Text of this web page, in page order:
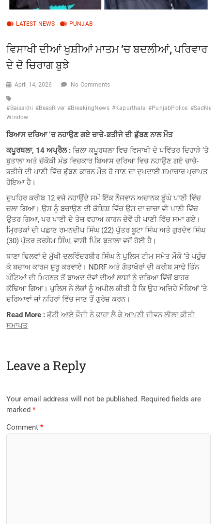
LATEST NEWS PUNJAB
ਵਿਸਾਖੀ ਦੀਆਂ ਖੁਸ਼ੀਆਂ ਮਾਤਮ ‘ਚ ਬਦਲੀਆਂ, ਪਰਿਵਾਰ
ਦੇ ਦੋ ਚਿਰਾਗ ਬੁਝੇ
April 14, 2026 No Comments
#Baisakhi #BeasRiver #BreakingNews #Kapurthala #PunjabPolice
Window
ਬਿਆਸ ਦਰਿਆ ‘ਚ ਨਹਾਉਣ ਗਏ ਚਾਚੇ-ਭਤੀਜੇ ਦੀ ਡੁੱਬਣ ਨਾਲ ਮੌਤ
ਕਪੂਰਥਲਾ, 14 ਅਪ੍ਰੈਲ : ਜ਼ਿਲਾ ਕਪੂਰਥਲਾ ਵਿਚ ਵਿਸਾਖੀ ਦੇ ਪਵਿੱਤਰ ਦਿਹਾੜੇ ‘ਤੇ
ਬੁਤਾਲਾ ਅਤੇ ਚੱਕੋਕੀ ਮੰਡ ਵਿਚਕਾਰ ਬਿਆਸ ਦਰਿਆ ਵਿਚ ਨਹਾਉਣ ਗਏ ਚਾਚੇ-
ਭਤੀਜੇ ਦੀ ਪਾਣੀ ਵਿੱਚ ਡੁੱਬਣ ਕਾਰਨ ਮੌਤ ਹੋ ਜਾਣ ਦਾ ਦੁਖਦਾਈ ਸਮਾਚਾਰ ਪ੍ਰਾਪਤ
ਹੋਇਆ ਹੈ।
ਦੁਪਹਿਰ ਕਰੀਬ 12 ਵਜੇ ਨਹਾਉਂਦੇ ਸਮੇਂ ਇੱਕ ਨੌਜਵਾਨ ਅਚਾਨਕ ਡੂੰਘੇ ਪਾਣੀ ਵਿੱਚ
ਚਲਾ ਗਿਆ। ਉਸ ਨੂੰ ਬਚਾਉਣ ਦੀ ਕੋਸ਼ਿਸ਼ ਵਿੱਚ ਉਸ ਦਾ ਚਾਚਾ ਵੀ ਪਾਣੀ ਵਿੱਚ
ਉਤਰ ਗਿਆ, ਪਰ ਪਾਣੀ ਦੇ ਤੇਜ਼ ਵਹਾਅ ਕਾਰਨ ਦੋਵੇਂ ਹੀ ਪਾਣੀ ਵਿੱਚ ਸਮਾ ਗਏ।
ਮ੍ਰਿਤਕਾਂ ਦੀ ਪਛਾਣ ਰਮਨਦੀਪ ਸਿੰਘ (22) ਪੁੱਤਰ ਬੂਟਾ ਸਿੰਘ ਅਤੇ ਗੁਰਦੇਵ ਸਿੰਘ
(30) ਪੁੱਤਰ ਤਰਸੇਮ ਸਿੰਘ, ਵਾਸੀ ਪਿੰਡ ਬੁਤਾਲਾ ਵਜੋਂ ਹੋਈ ਹੈ।
ਥਾਣਾ ਢਿਲਵਾਂ ਦੇ ਮੁੱਖੀ ਦਲਵਿੰਦਰਬੀਰ ਸਿੰਘ ਨੇ ਪੁਲਿਸ ਟੀਮ ਸਮੇਤ ਮੌਕੇ ‘ਤੇ ਪਹੁੰਚ
ਕੇ ਬਚਾਅ ਕਾਰਜ ਸ਼ੁਰੂ ਕਰਵਾਏ। NDRF ਅਤੇ ਗੋਤਾਖੋਰਾਂ ਦੀ ਕਰੀਬ ਸਾਢੇ ਤਿੰਨ
ਘੰਟਿਆਂ ਦੀ ਮਿਹਨਤ ਤੋਂ ਬਾਅਦ ਦੋਵਾਂ ਦੀਆਂ ਲਾਸ਼ਾਂ ਨੂੰ ਦਰਿਆ ਵਿੱਚੋਂ ਬਾਹਰ
ਕੱਢਿਆ ਗਿਆ। ਪੁਲਿਸ ਨੇ ਲੋਕਾਂ ਨੂੰ ਅਪੀਲ ਕੀਤੀ ਹੈ ਕਿ ਉਹ ਅਜਿਹੇ ਮੌਕਿਆਂ ‘ਤੇ
ਦਰਿਆਵਾਂ ਜਾਂ ਨਹਿਰਾਂ ਵਿੱਚ ਜਾਣ ਤੋਂ ਗੁਰੇਜ਼ ਕਰਨ।
Read More : ਛੁੱਟੀ ਆਏ ਫੌਜੀ ਨੇ ਫਾਹਾ ਲੈ ਕੇ ਆਪਣੀ ਜੀਵਨ ਲੀਲਾ ਕੀਤੀ
ਸਮਾਪਤ
Leave a Reply
Your email address will not be published. Required fields are
marked*
Comment*